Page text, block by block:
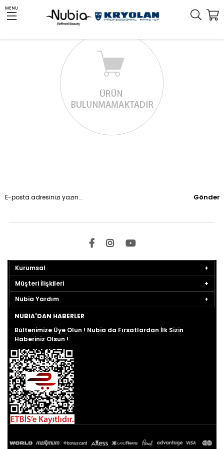
MENU
Gönder
Kurumsal
Müşteri İlişkileri
Nubia Yardım
NUBIA'DAN HABERLER
Bültenimize Üye Olun ! Nubia da Fırsatlardan İlk Sizin
Haberiniz Olsun !